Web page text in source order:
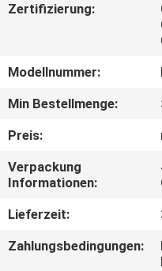
UNS
KONTAKT
UNS
Zertifizierung:
Modellnummer:
Min Bestellmenge:
Preis:
Verpackung
Informationen:
Lieferzeit:
Zahlungsbedingungen: